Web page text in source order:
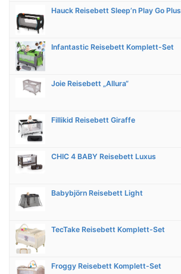
Hauck Reisebett Sleep’n Play Go Plus
Infantastic Reisebett Komplett-Set
Joie Reisebett „Allura“
Fillikid Reisebett Giraffe
CHIC 4 BABY Reisebett Luxus
Babybjörn Reisebett Light
TecTake Reisebett Komplett-Set
Froggy Reisebett Komplett-Set